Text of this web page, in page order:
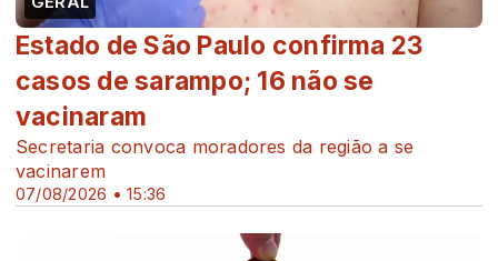
07/08/2026 • 15:36
Estado de São Paulo confirma 23
casos de sarampo; 16 não se
vacinaram
Secretaria convoca moradores da região a se
vacinarem